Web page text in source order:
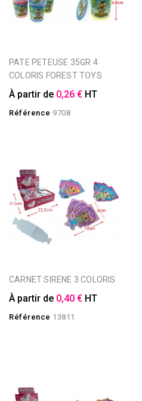
PATE PETEUSE 35GR 4
COLORIS FOREST TOYS
À partir de 0,26 € HT
Référence 9708
CARNET SIRENE 3 COLORIS
À partir de 0,40 € HT
Référence 13811